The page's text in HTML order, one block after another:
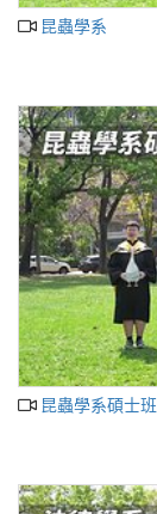
昆蟲學系
昆蟲學系碩士班